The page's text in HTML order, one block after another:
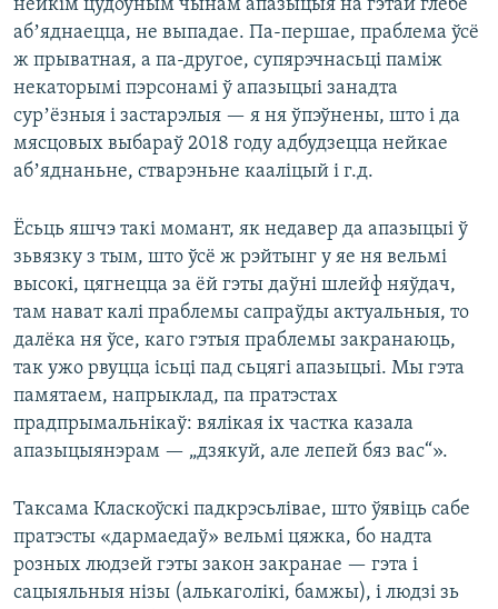
нейкім цудоўным чынам апазыцыя на гэтай глебе
абʼяднаецца, не выпадае. Па-першае, праблема ўсё
ж прыватная, а па-другое, супярэчнасьці паміж
некаторымі пэрсонамі ў апазыцыі занадта
сурʼёзныя і застарэлыя — я ня ўпэўнены, што і да
мясцовых выбараў 2018 году адбудзецца нейкае
абʼяднаньне, стварэньне кааліцый і г.д.
Ёсьць яшчэ такі момант, як недавер да апазыцыі ў
зьвязку з тым, што ўсё ж рэйтынг у яе ня вельмі
высокі, цягнецца за ёй гэты даўні шлейф няўдач,
там нават калі праблемы сапраўды актуальныя, то
далёка ня ўсе, каго гэтыя праблемы закранаюць,
так ужо рвуцца ісьці пад сьцягі апазыцыі. Мы гэта
памятаем, напрыклад, па пратэстах
прадпрымальнікаў: вялікая іх частка казала
апазыцыянэрам — „дзякуй, але лепей бяз вас“».
Таксама Класкоўскі падкрэсьлівае, што ўявіць сабе
пратэсты «дармаедаў» вельмі цяжка, бо надта
розных людзей гэты закон закранае — гэта і
сацыяльныя нізы (алькаголікі, бамжы), і людзі зь